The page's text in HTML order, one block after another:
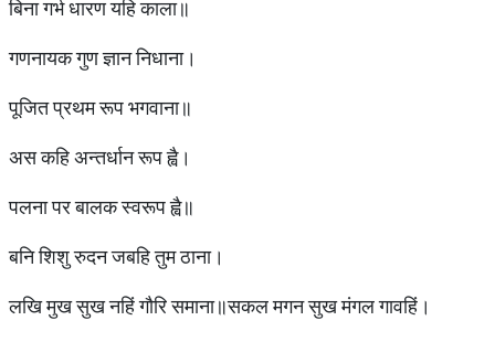
बिना गर्भ धारण यहि काला॥
गणनायक गुण ज्ञान निधाना।
पूजित प्रथम रूप भगवाना॥
अस कहि अन्तर्धान रूप ह्वै।
पलना पर बालक स्वरूप ह्वै॥
बनि शिशु रुदन जबहि तुम ठाना।
लखि मुख सुख नहिं गौरि समाना॥सकल मगन सुख मंगल गावहिं।